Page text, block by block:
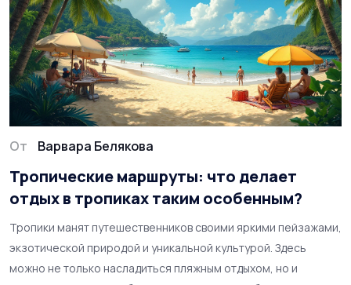
От Варвара Белякова
Тропические маршруты: что делает
отдых в тропиках таким особенным?
Тропики манят путешественников своими яркими пейзажами,
экзотической природой и уникальной культурой. Здесь
можно не только насладиться пляжным отдыхом, но и